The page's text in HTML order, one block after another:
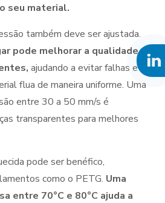
seu material.
também deve ser ajustada.
pode melhorar a qualidade
ajudando a evitar falhas e
flua de maneira uniforme. Uma
entre 30 a 50 mm/s é
transparentes para melhores
pode ser benéfico,
como o PETG. Uma
entre 70°C e 80°C ajuda a